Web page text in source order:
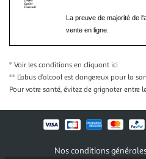
La preuve de majorité de
vente en ligne.
* Voir les conditions en cliquant ici
** L’abus d’alcool est dangereux pour la
Pour votre santé, évitez de grignoter entre
Nos conditions